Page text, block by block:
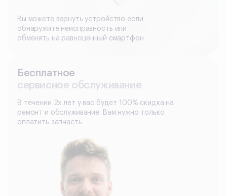
Вы можете вернуть устройство если
обнаружите неисправность или
обменять на равноценный смартфон
Бесплатное
сервисное обслуживание
В течении 2х лет у вас будет 100% скидка на
ремонт и обслуживание. Вам нужно только
оплатить запчасть